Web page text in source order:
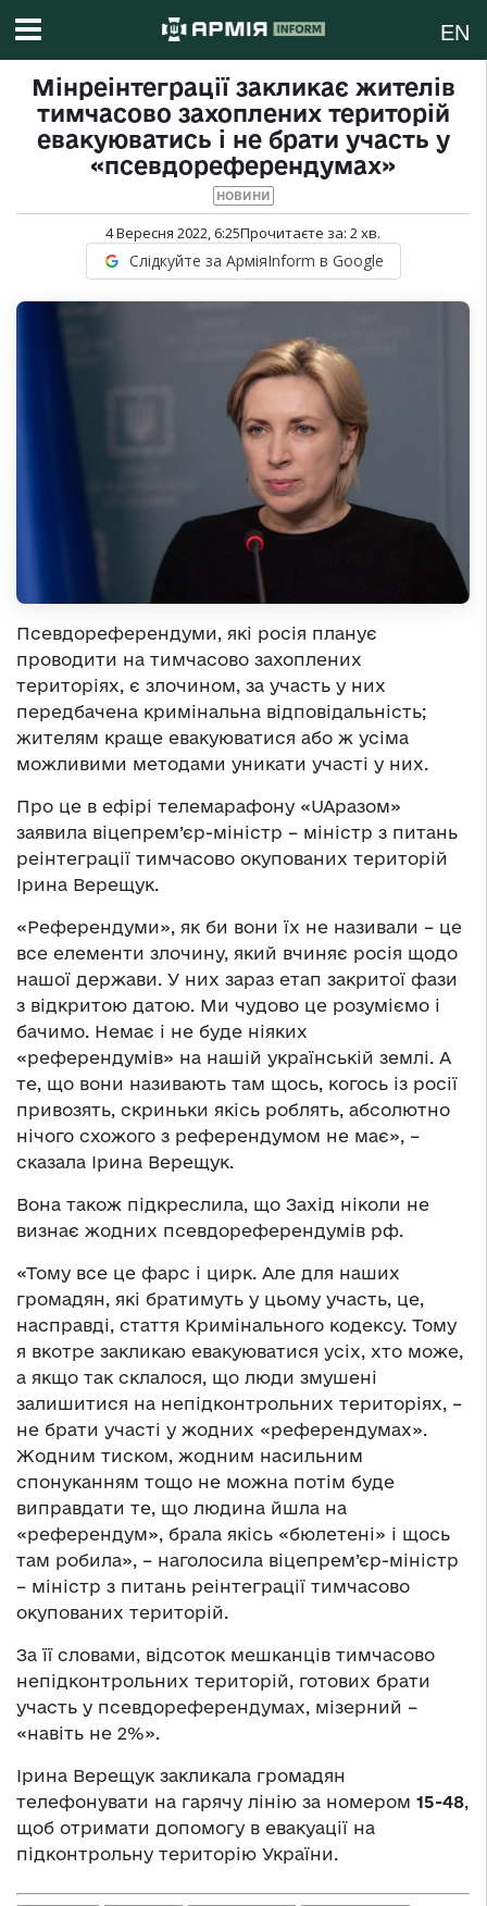
EN
Мінреінтеграції закликає жителів
тимчасово захоплених територій
евакуюватись і не брати участь у
«псевдореферендумах»
НОВИНИ
4 Вересня 2022, 6:25Прочитаєте за: 2хв.
Слідкуйте за АрміяInform в Google
Псевдореферендуми, які росія планує
проводити на тимчасово захоплених
територіях, є злочином, за участь у них
передбачена кримінальна відповідальність;
жителям краще евакуюватися або ж усіма
можливими методами уникати участі у них.
Про це в ефірі телемарафону «UAразом»
заявила віцепрем’єр-міністр – міністр з питань
реінтеграції тимчасово окупованих територій
Ірина Верещук.
«Референдуми», як би вони їх не називали – це
все елементи злочину, який вчиняє росія щодо
нашої держави. У них зараз етап закритої фази
з відкритою датою. Ми чудово це розуміємо і
бачимо. Немає і не буде ніяких
«референдумів» на нашій українській землі. А
те, що вони називають там щось, когось із росії
привозять, скриньки якісь роблять, абсолютно
нічого схожого з референдумом не має», –
сказала Ірина Верещук.
Вона також підкреслила, що Захід ніколи не
визнає жодних псевдореферендумів рф.
«Тому все це фарс і цирк. Але для наших
громадян, які братимуть у цьому участь, це,
насправді, стаття Кримінального кодексу. Тому
я вкотре закликаю евакуюватися усіх, хто може,
а якщо так склалося, що люди змушені
залишитися на непідконтрольних територіях, –
не брати участі у жодних «референдумах».
Жодним тиском, жодним насильним
спонуканням тощо не можна потім буде
виправдати те, що людина йшла на
«референдум», брала якісь «бюлетені» і щось
там робила», – наголосила віцепрем’єр-міністр
– міністр з питань реінтеграції тимчасово
окупованих територій.
За її словами, відсоток мешканців тимчасово
непідконтрольних територій, готових брати
участь у псевдореферендумах, мізерний –
«навіть не 2%».
Ірина Верещук закликала громадян
телефонувати на гарячу лінію за номером 15-48,
щоб отримати допомогу в евакуації на
підконтрольну територію України.